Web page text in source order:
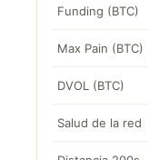
Funding (BTC)
Max Pain (BTC)
DVOL (BTC)
Salud de la red